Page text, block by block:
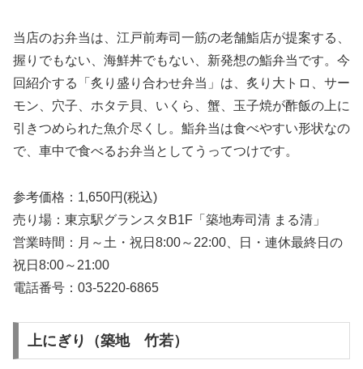
当店のお弁当は、江戸前寿司一筋の老舗鮨店が提案する、
握りでもない、海鮮丼でもない、新発想の鮨弁当です。今
回紹介する「炙り盛り合わせ弁当」は、炙り大トロ、サー
モン、穴子、ホタテ貝、いくら、蟹、玉子焼が酢飯の上に
引きつめられた魚介尽くし。鮨弁当は食べやすい形状なの
で、車中で食べるお弁当としてうってつけです。
参考価格：1,650円(税込)
売り場：東京駅グランスタB1F「築地寿司清 まる清」
営業時間：月～土・祝日8:00～22:00、日・連休最終日の
祝日8:00～21:00
電話番号：03-5220-6865
上にぎり（築地 竹若）